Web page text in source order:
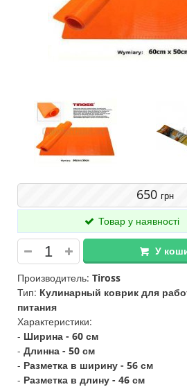
650 грн
Товар у наявності
У
Производитель: Tiross
Тип: Кулинарный коврик для
питания
Характеристики:
- Ширина - 60 см
- Длинна - 50 см
- Разметка в ширину - 56 см
- Разметка в длину - 46 см